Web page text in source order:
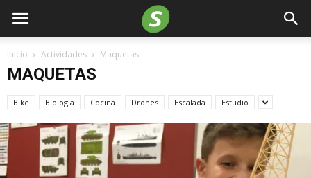
Inicio Actividades Maquetas
MAQUETAS
Bike Biología Cocina Drones Escalada Estudio